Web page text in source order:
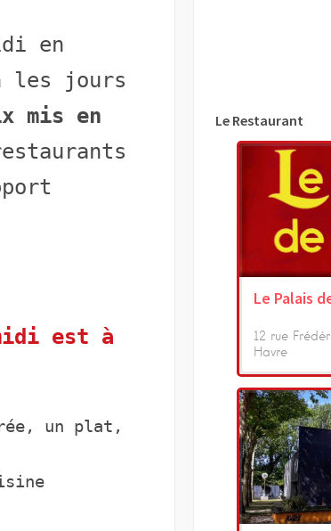
en
les jours
mis en
est à
un plat,
Le Restaurant
Le Palais
12 rue
Havre